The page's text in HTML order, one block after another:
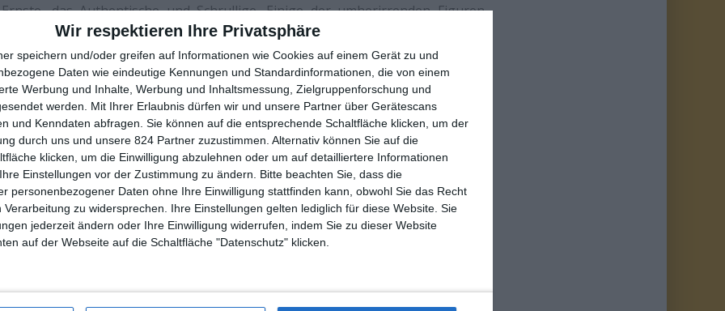
Wir respektieren Ihre Privatsphäre
speichern und/oder greifen auf Informationen wie Cookies auf einem Gerät zu und
Daten wie eindeutige Kennungen und Standardinformationen, die von einem
Werbung und Inhalte, Werbung und Inhaltsmessung, Zielgruppenforschung und
werden.
Mit Ihrer Erlaubnis dürfen wir und unsere Partner über Gerätescans
und Kenndaten abfragen. Sie können auf die entsprechende Schaltfläche klicken, um der
durch uns und unsere 824 Partner zuzustimmen. Alternativ können Sie auf die
klicken, um die Einwilligung abzulehnen oder um auf detailliertere Informationen
Einstellungen vor der Zustimmung zu ändern.
Bitte beachten Sie, dass die
personenbezogener Daten ohne Ihre Einwilligung stattfinden kann, obwohl Sie das Recht
Verarbeitung zu widersprechen. Ihre Einstellungen gelten lediglich für diese Website. Sie
jederzeit ändern oder Ihre Einwilligung widerrufen, indem Sie zu dieser Website
auf der Webseite auf die Schaltfläche "Datenschutz" klicken.
das Authentische und Schrullige. Einige der umherirrenden Figuren
ein wenig fremd, man weiß eigentlich nicht so recht, wer sie sind.
ist das aber ebenso zu verschmerzen wie der fehlende rote Faden.
uns für eine Weile daran teilhaben, wie hier Leute den Nachmittag in einem
Lässt uns mit ihnen schwitzen, leiden, lachen. Einigen hat man während der
geleistet, andere hätte man eher weniger in seiner Umgebung gebraucht –
wenn man sich plötzlich den Raum mit einer Horde wildfremder Menschen